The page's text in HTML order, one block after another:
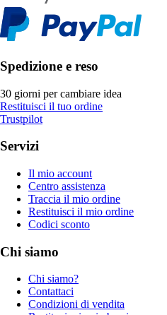
Spedizione e reso
30 giorni per cambiare idea
Restituisci il tuo ordine
Trustpilot
Servizi
Il mio account
Centro assistenza
Traccia il mio ordine
Restituisci il mio ordine
Codici sconto
Chi siamo
Chi siamo?
Contattaci
Condizioni di vendita